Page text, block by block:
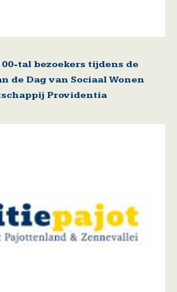
tal bezoekers tijdens de
de Dag van Sociaal Wonen
Providentia